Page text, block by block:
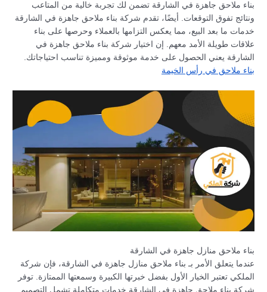
بناء ملاحق جاهزة في الشارقة تضمن لك تجربة خالية من المتاعب
ونتائج تفوق التوقعات. أيضًا، تقدم شركة بناء ملاحق جاهزة في الشارقة
خدمات ما بعد البيع، مما يعكس التزامها بالعملاء وحرصها على بناء
علاقات طويلة الأمد معهم. إن اختيار شركة بناء ملاحق جاهزة في
الشارقة يعني الحصول على خدمة موثوقة ومميزة تناسب احتياجاتك.
بناء ملاحق في رأس الخيمة
بناء ملاحق منازل جاهزة في الشارقة
عندما يتعلق الأمر بـ بناء ملاحق منازل جاهزة في الشارقة، فإن شركة
الملكي تعتبر الخيار الأول بفضل خبرتها الكبيرة وسمعتها الممتازة. توفر
شركة بناء ملاحق جاهزة في الشارقة خدمات متكاملة تشمل التصميم